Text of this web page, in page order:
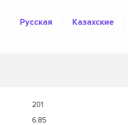
Русская Казахские
201
6.85